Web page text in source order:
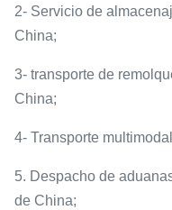
2- Servicio de
China;
3- transporte de
China;
4- Transporte
5. Despacho de
de China;